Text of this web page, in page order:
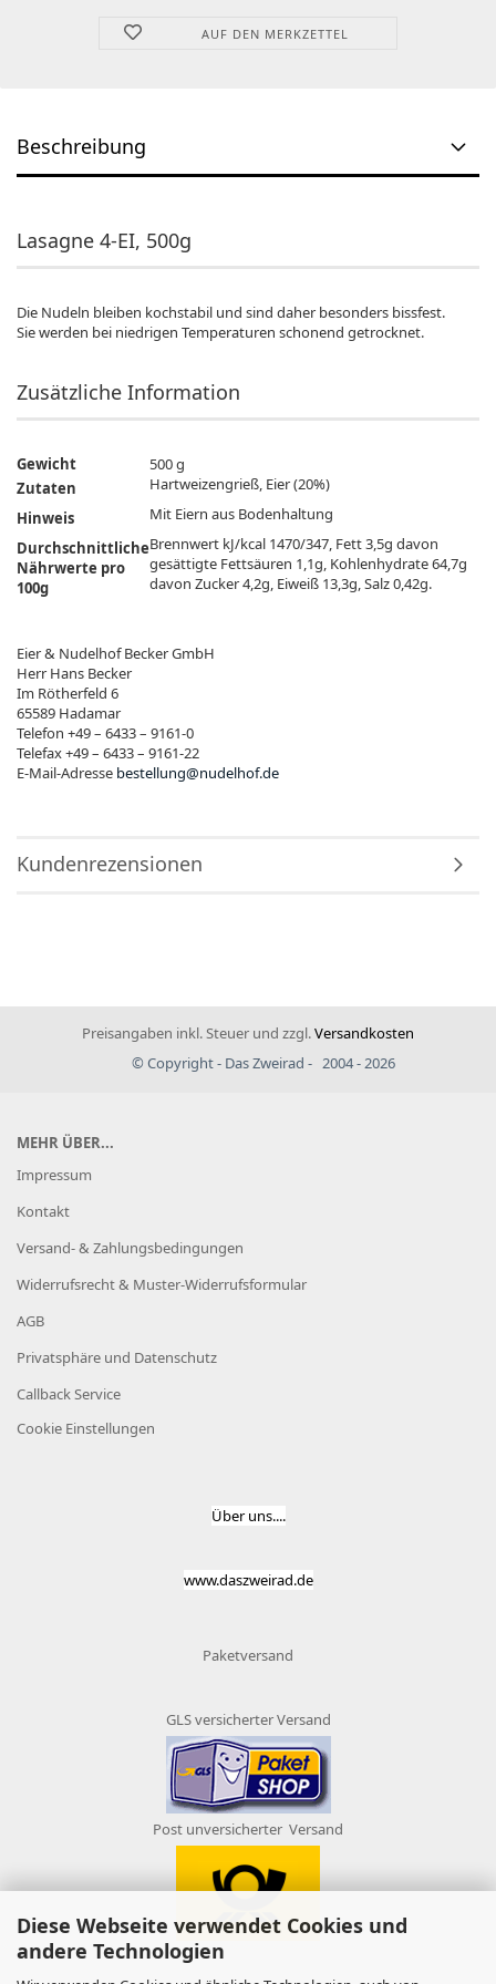
Diese Webseite verwendet Cookies und
andere Technologien
AUF DEN MERKZETTEL
Beschreibung
Lasagne 4-EI, 500g
Die Nudeln bleiben kochstabil und sind daher besonders bissfest.
Sie werden bei niedrigen Temperaturen schonend getrocknet.
Zusätzliche Information
Gewicht
500 g
Zutaten
Hartweizengrieß, Eier (20%)
Hinweis
Mit Eiern aus Bodenhaltung
Durchschnittliche
Nährwerte pro
100g
Brennwert kJ/kcal 1470/347, Fett 3,5g davon
gesättigte Fettsäuren 1,1g, Kohlenhydrate 64,7g
davon Zucker 4,2g, Eiweiß 13,3g, Salz 0,42g.
Eier & Nudelhof Becker GmbH
Herr Hans Becker
Im Rötherfeld 6
65589 Hadamar
Telefon +49 – 6433 – 9161-0
Telefax +49 – 6433 – 9161-22
E-Mail-Adresse bestellung@nudelhof.de
Kundenrezensionen
Preisangaben inkl. Steuer und zzgl.Versandkosten
© Copyright - Das Zweirad - 2004 - 2026
MEHR ÜBER...
Impressum
Kontakt
Versand- & Zahlungsbedingungen
Widerrufsrecht & Muster-Widerrufsformular
AGB
Privatsphäre und Datenschutz
Callback Service
Cookie Einstellungen
Über uns....
www.daszweirad.de
Paketversand
GLS versicherter Versand
Post unversicherter Versand